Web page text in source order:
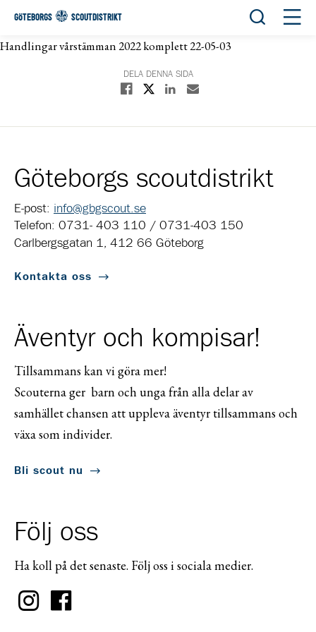
GÖTEBORGS SCOUTDISTRIKT Öppna
Handlingar vårstämman 2022 komplett 22-05-03
DELA DENNA SIDA
Dela på Facebook
Dela på XDela på Linkedin
Dela med E-post
Göteborgs scoutdistrikt
E-post: info@gbgscout.se
Telefon: 0731- 403 110 / 0731-403 150
Carlbergsgatan 1, 412 66 Göteborg
Kontakta oss
Äventyr och kompisar!
Tillsammans kan vi göra mer!
Scouterna ger barn och unga från alla delar av
samhället chansen att uppleva äventyr tillsammans och
växa som individer.
Bli scout nu
Följ oss
Ha koll på det senaste. Följ oss i sociala medier.